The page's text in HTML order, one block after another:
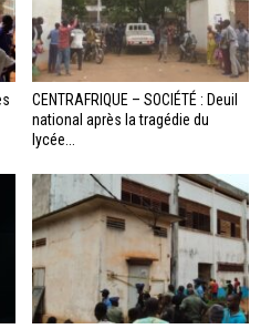
CENTRAFRIQUE – SOCIÉTÉ : Deuil
national après la tragédie du
lycée...